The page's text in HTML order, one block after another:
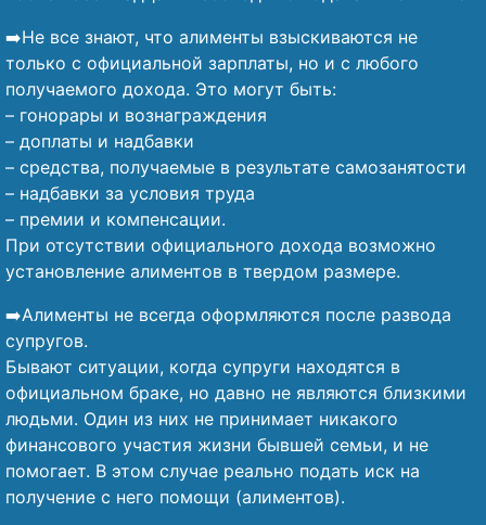
➡️Не все знают, что алименты взыскиваются не
только с официальной зарплаты, но и с любого
получаемого дохода. Это могут быть:
– гонорары и вознаграждения
– доплаты и надбавки
– средства, получаемые в результате самозанятости
– надбавки за условия труда
– премии и компенсации.
При отсутствии официального дохода возможно
установление алиментов в твердом размере.
➡️Алименты не всегда оформляются после развода
супругов.
Бывают ситуации, когда супруги находятся в
официальном браке, но давно не являются близкими
людьми. Один из них не принимает никакого
финансового участия жизни бывшей семьи, и не
помогает. В этом случае реально подать иск на
получение с него помощи (алиментов).